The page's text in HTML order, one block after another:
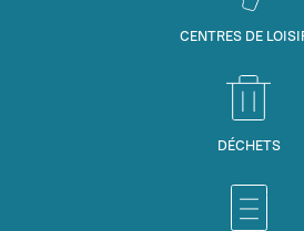
CENTRES DE
DÉCHETS